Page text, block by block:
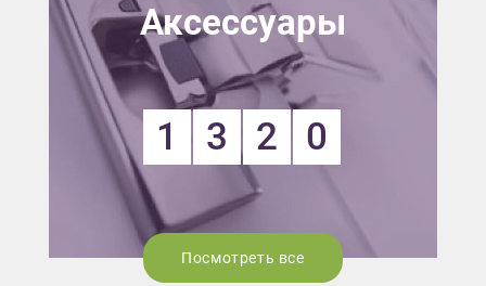
Аксессуары
1 3 2 0
Посмотреть все